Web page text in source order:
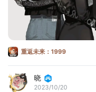
重返未来：1999
晓
2023/10/20